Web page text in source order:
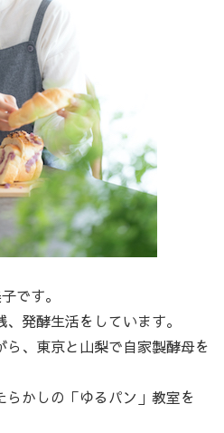
です。
発酵生活をしています。
ら、東京と山梨で自家製酵母を
かしの「ゆるパン」教室を